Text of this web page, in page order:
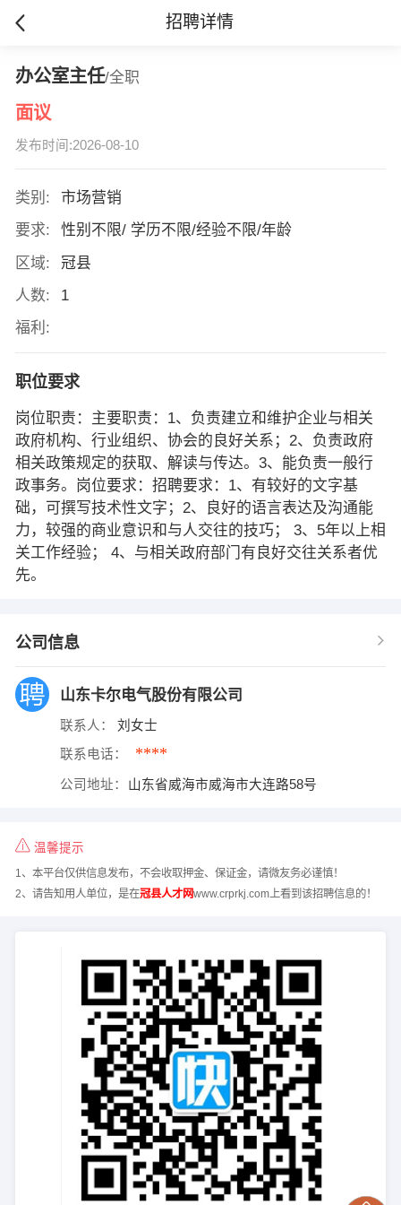
招聘详情
办公室主任/全职
面议
发布时间:2026-08-10
类别:
市场营销
要求:
性别不限/ 学历不限/经验不限/年龄
区域:
冠县
人数:
1
福利:
职位要求
岗位职责：主要职责：1、负责建立和维护企业与相关
政府机构、行业组织、协会的良好关系；2、负责政府
相关政策规定的获取、解读与传达。3、能负责一般行
政事务。岗位要求：招聘要求：1、有较好的文字基
础，可撰写技术性文字；2、良好的语言表达及沟通能
力，较强的商业意识和与人交往的技巧； 3、5年以上相
关工作经验； 4、与相关政府部门有良好交往关系者优
先。
公司信息
山东卡尔电气股份有限公司
联系人： 刘女士
联系电话： ****
公司地址： 山东省威海市威海市大连路58号
温馨提示
1、本平台仅供信息发布，不会收取押金、保证金，请微友务必谨慎！
2、请告知用人单位，是在冠县人才网www.crprkj.com上看到该招聘信息的！